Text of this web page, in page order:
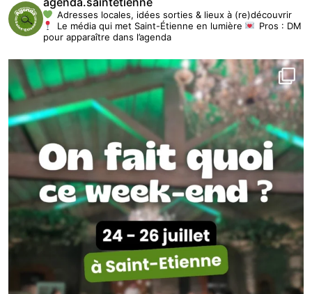
Adresses locales, idées sorties & lieux à (re)découvrir
Le média qui met Saint-Étienne en lumière
Pros : DM
pour apparaître dans l’agenda